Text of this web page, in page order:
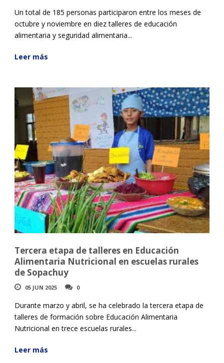
Un total de 185 personas participaron entre los meses de
octubre y noviembre en diez talleres de educación
alimentaria y seguridad alimentaria...
Leer más
Tercera etapa de talleres en Educación
Alimentaria Nutricional en escuelas rurales
de Sopachuy
05 JUN 2025 0
Durante marzo y abril, se ha celebrado la tercera etapa de
talleres de formación sobre Educación Alimentaria
Nutricional en trece escuelas rurales...
Leer más